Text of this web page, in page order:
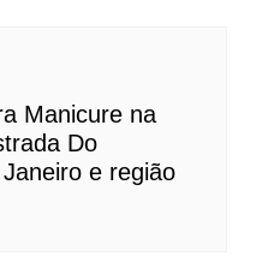
Manicure na
Do
e região